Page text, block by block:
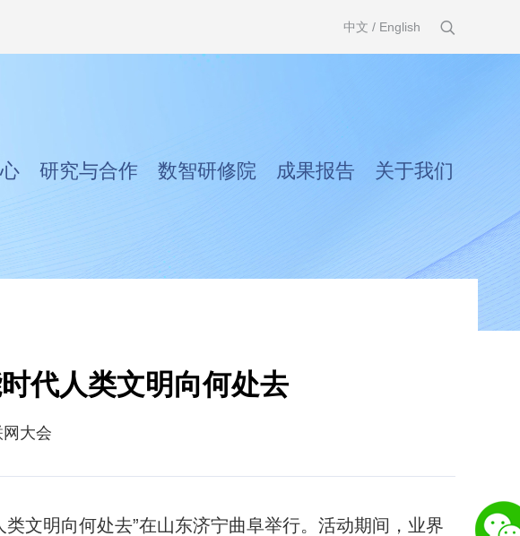
中文 / English
研究与合作 数智研修院 成果报告 关于我们
代人类文明向何处去
大会
明向何处去”在山东济宁曲阜举行。活动期间，业界